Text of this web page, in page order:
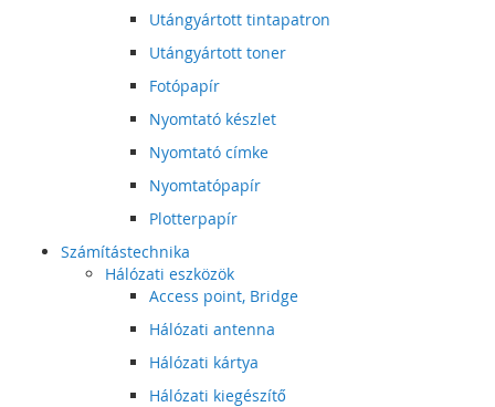
Utángyártott tintapatron
Utángyártott toner
Fotópapír
Nyomtató készlet
Nyomtató címke
Nyomtatópapír
Plotterpapír
Számítástechnika
Hálózati eszközök
Access point, Bridge
Hálózati antenna
Hálózati kártya
Hálózati kiegészítő